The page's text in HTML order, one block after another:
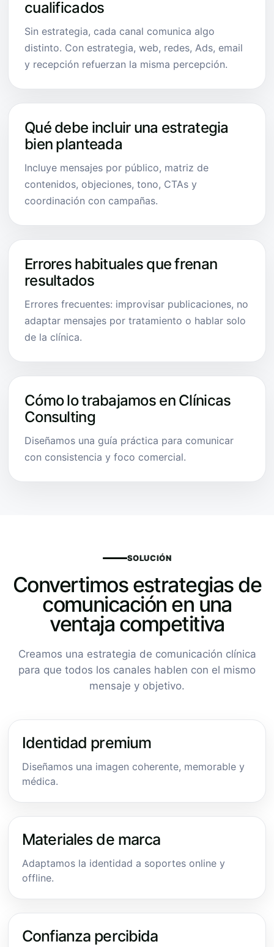
cualificados
Sin estrategia, cada canal comunica algo
distinto. Con estrategia, web, redes, Ads, email
y recepción refuerzan la misma percepción.
Qué debe incluir una estrategia
bien planteada
Incluye mensajes por público, matriz de
contenidos, objeciones, tono, CTAs y
coordinación con campañas.
Errores habituales que frenan
resultados
Errores frecuentes: improvisar publicaciones, no
adaptar mensajes por tratamiento o hablar solo
de la clínica.
Cómo lo trabajamos en Clínicas
Consulting
Diseñamos una guía práctica para comunicar
con consistencia y foco comercial.
SOLUCIÓN
Convertimos estrategias de
comunicación en una
ventaja competitiva
Creamos una estrategia de comunicación clínica
para que todos los canales hablen con el mismo
mensaje y objetivo.
Identidad premium
Diseñamos una imagen coherente, memorable y
médica.
Materiales de marca
Adaptamos la identidad a soportes online y
offline.
Confianza percibida